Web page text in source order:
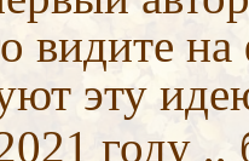
видите на
эту
году ,,